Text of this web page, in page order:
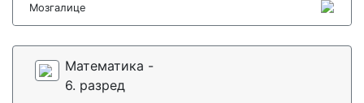
Мозгалице
Математика -
6. разред